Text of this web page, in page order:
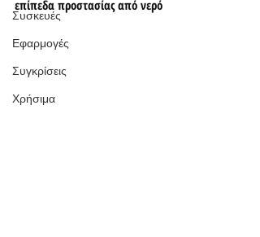
Συσκευές
Εφαρμογές
Συγκρίσεις
Χρήσιμα
επίπεδα προστασίας από νερό